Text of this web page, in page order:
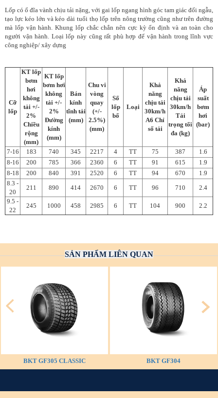
Lốp có ổ đĩa vành chịu tải nặng, với gai lốp ngang hình góc tam giác đối ngẫu,
tạo lực kéo lớn và kéo dài tuổi thọ lốp trên nông trường cũng như trên đường
mà lốp vận hành. Khung lốp chắc chắn nên cực kỳ ổn định và an toàn cho
người vận hành. Loại lốp này cũng rất phù hợp để vận hành trong lĩnh vực
công nghiệp/ xây dựng
Cỡ
lốp
KT lốp
bơm
hơi
không
tải +/-
2%
Chiều
rộng
(mm)
KT lốp
bơm hơi
không
tải +/-
2%
Đường
kính
(mm)
Bán
kính
tĩnh tải
(mm)
Chu vi
vòng
quay
(+/-
2.5%)
(mm)
Số
lốp
bố
Loại
Khả
năng
chịu tải
30km/h
A6 Chỉ
số tải
Khả
năng
chịu tải
30km/h
Tải
trọng tối
đa (kg)
Áp
suất
bơm
hơi
(bar)
7-16 183 740 345 2217 4 TT 75 387
1.6
8-16
200 785 366 2360 6 TT 91 615
1.9
8-18
200 840 391 2520 6 TT 94 670
1.9
8.3 -
20
211 890 414 2670 6 TT 96 710
2.4
9.5 -
22
245 1000 458 2985 6 TT 104 900 2.2
SẢN PHẨM LIÊN QUAN
BKT GF305 CLASSIC BKT GF304